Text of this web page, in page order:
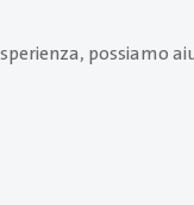
possiamo